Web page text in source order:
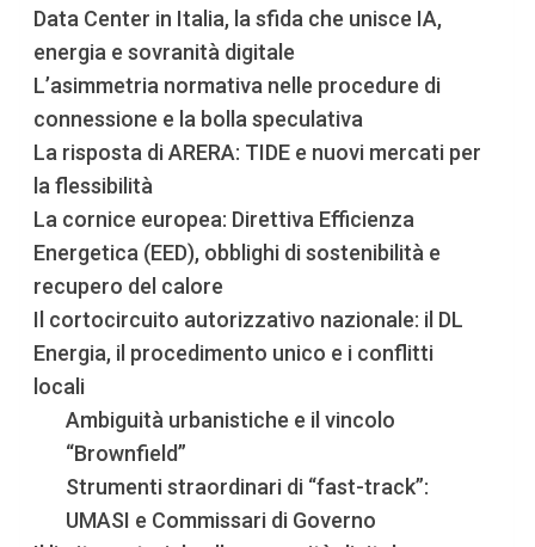
Data Center in Italia, la sfida che unisce IA,
energia e sovranità digitale
L’asimmetria normativa nelle procedure di
connessione e la bolla speculativa
La risposta di ARERA: TIDE e nuovi mercati per
la flessibilità
La cornice europea: Direttiva Efficienza
Energetica (EED), obblighi di sostenibilità e
recupero del calore
Il cortocircuito autorizzativo nazionale: il DL
Energia, il procedimento unico e i conflitti
locali
Ambiguità urbanistiche e il vincolo
“Brownfield”
Strumenti straordinari di “fast-track”:
UMASI e Commissari di Governo